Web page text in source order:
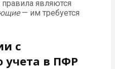
являются
— им требуется
с
учета в ПФР